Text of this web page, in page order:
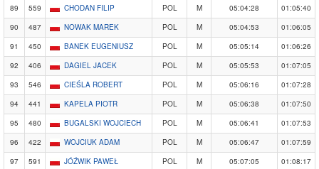
89
559 CHODAN FILIP POL M 05:04:28
01:05:40
90
487 NOWAK MAREK POL M 05:04:53
01:06:05
91
450 BANEK EUGENIUSZ POL M 05:05:14
01:06:26
92
406 DAGIEL JACEK POL M 05:05:53
01:07:05
93
546 CIEŚLA ROBERT POL M 05:06:16
01:07:28
94
441 KAPELA PIOTR POL M 05:06:38
01:07:50
95
480 BUGALSKI WOJCIECH POL M 05:06:41
01:07:53
96
422 WOJCIUK ADAM POL M 05:06:47
01:07:59
97
591 JÓŹWIK PAWEŁ POL M 05:07:05
01:08:17